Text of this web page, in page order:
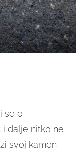
se o
; i dalje nitko ne
svoj kamen